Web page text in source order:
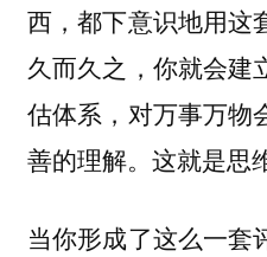
西，都下意识地用这
久而久之，你就会建
估体系，对万事万物
善的理解。这就是思
当你形成了这么一套